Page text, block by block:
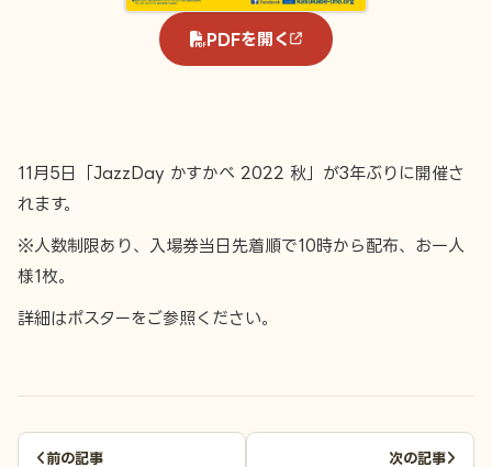
PDFを開く
11月5日「JazzDay かすかべ 2022 秋」が3年ぶりに開催さ
れます。
※人数制限あり、入場券当日先着順で10時から配布、お一人
様1枚。
詳細はポスターをご参照ください。
前の記事 次の記事